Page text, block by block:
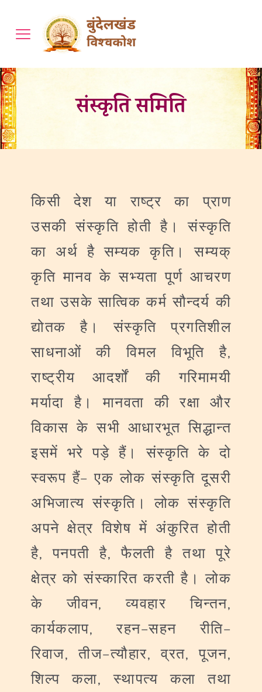
संस्कृति समिति
किसी देश या राष्ट्र का
प्राण
उसकी
संस्कृति होती है।
संस्कृति
का
अर्थ है सम्यक कृति।
सम्यक्
कृति मानव के सभ्यता पूर्ण आचरण
तथा उसके सात्विक कर्म सौन्दर्य की
द्योतक
है। संस्कृति
प्रगतिशील
साधनाओं
की विमल विभूति है,
राष्ट्रीय आदर्शों की
गरिमामयी
मर्यादा
है। मानवता की रक्षा
और
विकास के सभी आधारभूत सिद्धान्त
इसमें भरे पड़े हैं। संस्कृति के
दो
स्वरूप हैं–एक लोक संस्कृति दूसरी
अभिजात्य संस्कृति। लोक संस्कृति
अपने क्षेत्र विशेष में अंकुरित होती
है,पनपती है,फैलती है तथा
पूरे
क्षेत्र को संस्कारित करती है।
लोक
के
जीवन,व्यवहार चिन्तन,
कार्यकलाप,रहन–सहन रीति–
रिवाज,तीज–त्यौहार,व्रत,पूजन,
शिल्प कला,स्थापत्य कला
तथा